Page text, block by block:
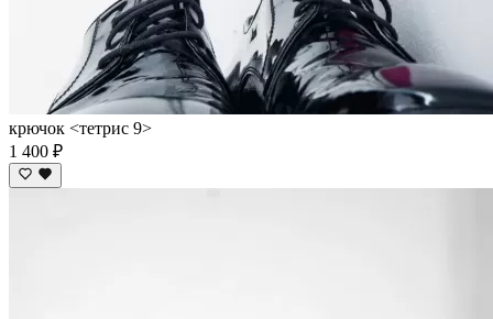
крючок <тетрис 9>
1 400 ₽